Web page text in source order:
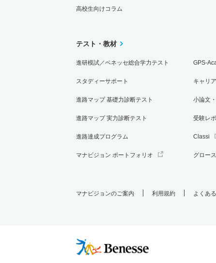
高校生向けコラム
テスト・教材
進研模試／ベネッセ総合学力テスト
スタディーサポート
進路マップ 基礎力診断テスト
進路マップ 実力診断テスト
進路達成プログラム
マナビジョン ポートフォリオ
GPS-
キャリ
小論文
受験レ
Classi
グロー
マナビジョンのご案内 利用規約 よくあ